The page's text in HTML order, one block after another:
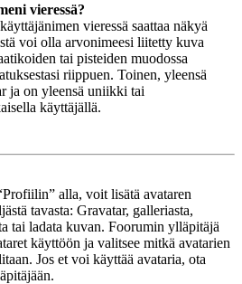
vieressä?
vieressä saattaa näkyä
voi olla arvonimeesi liitetty kuva
tai pisteiden muodossa
riippuen. Toinen, yleensä
ja on yleensä uniikki tai
käyttäjällä.
alla, voit lisätä avataren
tavasta: Gravatar, galleriasta,
tai ladata kuvan. Foorumin ylläpitäjä
käyttöön ja valitsee mitkä avatarien
Jos et voi käyttää avataria, ota